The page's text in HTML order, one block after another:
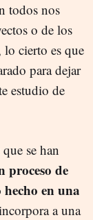
todos nos
o de los
lo cierto es que
para dejar
estudio de
se han
proceso de
en una
a una